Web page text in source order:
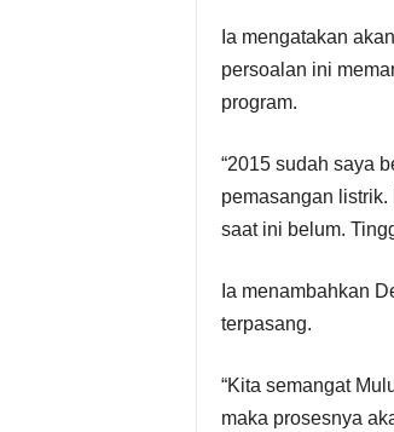
n
e
k
r
e
t
Ia mengatakan
persoalan ini
program.
“2015 sudah saya
pemasangan
saat ini belum.
Ia menambahkan
terpasang.
“Kita semangat
maka prosesnya